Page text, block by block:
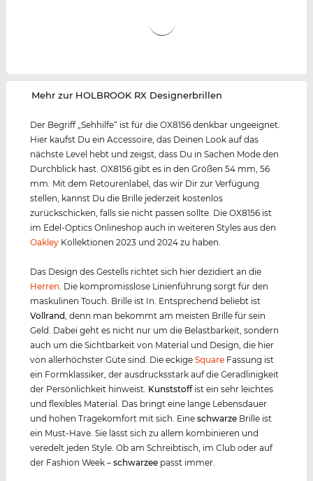
‌Mehr zur HOLBROOK RX Designerbrillen
Der Begriff „Sehhilfe“ ist für die OX8156 denkbar ungeeignet.
Hier kaufst Du ein Accessoire, das Deinen Look auf das
nächste Level hebt und zeigst, dass Du in Sachen Mode den
Durchblick hast. OX8156 gibt es in den Größen 54 mm, 56
mm. Mit dem Retourenlabel, das wir Dir zur Verfügung
stellen, kannst Du die Brille jederzeit kostenlos
zurückschicken, falls sie nicht passen sollte. Die OX8156 ist
im Edel-Optics Onlineshop auch in weiteren Styles aus den
Oakley Kollektionen 2023 und 2024 zu haben.
Das Design des Gestells richtet sich hier dezidiert an die
Herren. Die kompromisslose Linienführung sorgt für den
maskulinen Touch. Brille ist In. Entsprechend beliebt ist
Vollrand, denn man bekommt am meisten Brille für sein
Geld. Dabei geht es nicht nur um die Belastbarkeit, sondern
auch um die Sichtbarkeit von Material und Design, die hier
von allerhöchster Güte sind. Die eckigeSquare Fassung ist
ein Formklassiker, der ausdrucksstark auf die Geradlinigkeit
der Persönlichkeit hinweist. Kunststoffist ein sehr leichtes
und flexibles Material. Das bringt eine lange Lebensdauer
und hohen Tragekomfort mit sich. Eineschwarze Brille ist
ein Must-Have. Sie lässt sich zu allem kombinieren und
veredelt jeden Style. Ob am Schreibtisch, im Club oder auf
der Fashion Week –schwarzee passt immer.